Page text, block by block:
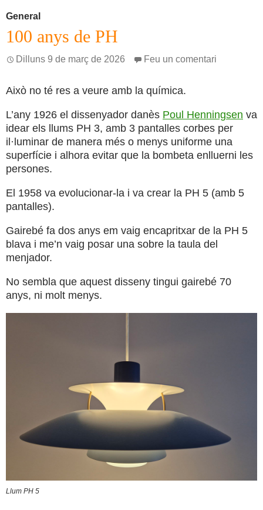
General
100 anys de PH
Dilluns 9 de març de 2026 Feu un comentari
Això no té res a veure amb la química.
L’any 1926 el dissenyador danès Poul Henningsen va
idear els llums PH 3, amb 3 pantalles corbes per
il·luminar de manera més o menys uniforme una
superfície i alhora evitar que la bombeta enlluerni les
persones.
El 1958 va evolucionar-la i va crear la PH 5 (amb 5
pantalles).
Gairebé fa dos anys em vaig encapritxar de la PH 5
blava i me’n vaig posar una sobre la taula del
menjador.
No sembla que aquest disseny tingui gairebé 70
anys, ni molt menys.
Llum PH 5